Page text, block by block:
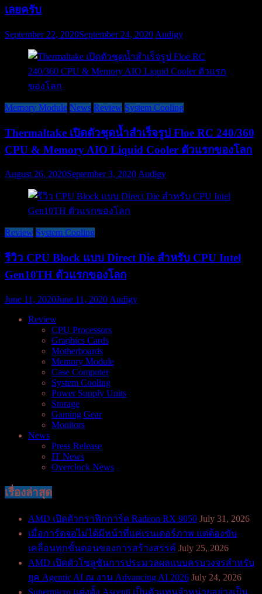
เลยครับ
September 22, 2020September 24, 2020 Audigy
Memory Module News Review System Cooling
Thermaltake เปิดตัวชุดน้ำสำเร็จรูป Floe RC 240/360
CPU & Memory AIO Liquid Cooler ตัวแรกของโลก
August 26, 2020September 3, 2020 Audigy
Review System Cooling
รีวิว CPU Block แบบ Direct Die สำหรับ CPU Intel
Gen10TH ตัวแรกของโลก
June 11, 2020June 11, 2020 Audigy
Review
CPU Processors
Graphics Cards
Motherboards
Memory Module
Case Computer
System Cooling
Power Supply Units
Storage
Gaming Gear
Monitors
News
Press Release
IT News
Overclock News
เรื่องล่าสุด
AMD เปิดตัวกราฟิกการ์ด Radeon RX 9050 July 31, 2026
เมื่อการ์ดจอไม่ได้มีหน้าที่แค่เรนเดอร์ภาพ แต่ต้องขับ
เคลื่อนทุกขั้นตอนของการสร้างสรรค์ July 25, 2026
AMD เปิดตัวโซลูชันการประมวลผลแบบครบวงจรสำหรับ
ยุค Agentic AI ณ งาน Advancing AI 2026 July 24, 2026